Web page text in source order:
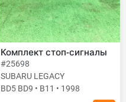
Комплект стоп-сигналы
#25698
SUBARU LEGACY
BD5 BD9 • B11 • 1998